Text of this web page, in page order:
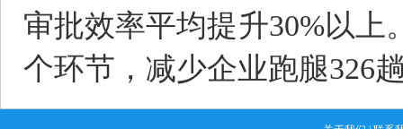
审批效率平均提升30%以上
个环节，减少企业跑腿326